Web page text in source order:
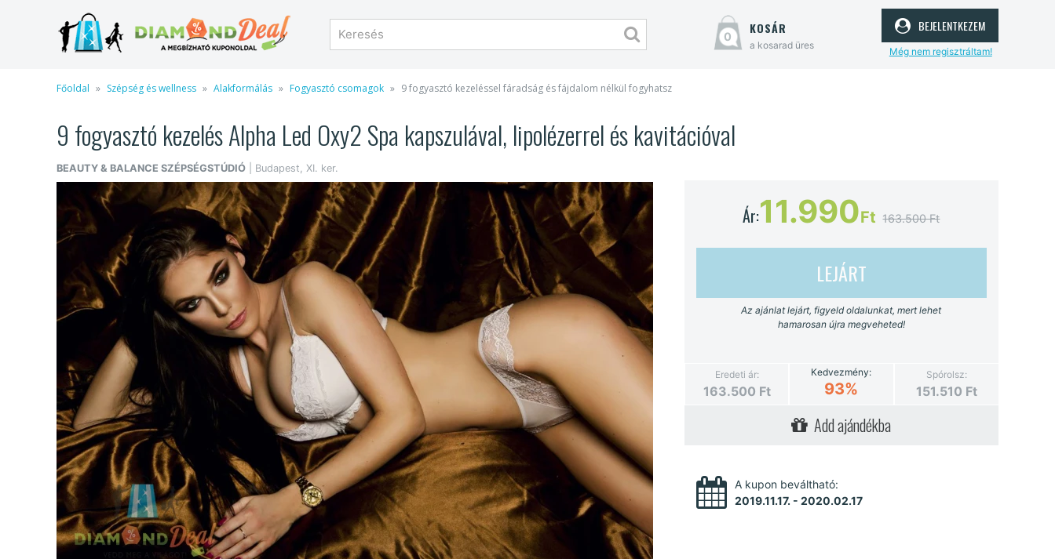
0 kosár
a kosarad üres
bejelentkezem
Még nem regisztráltam!
Főoldal Szépség és wellness Alakformálás Fogyasztó csomagok 9 fogyasztó kezeléssel fáradság és fájdalom nélkül fogyhatsz
9 fogyasztó kezelés Alpha Led Oxy2 Spa kapszulával, lipolézerrel és kavitációval
BEAUTY & BALANCE SZÉPSÉGSTÚDIÓ | Budapest, XI. ker.
Ár:11.990Ft 163.500 Ft
LEJÁRT
Az ajánlat lejárt, figyeld oldalunkat, mert lehet
hamarosan újra megveheted!
Eredeti ár:
163.500 Ft
Kedvezmény:
93%
Spórolsz:
151.510 Ft
Add ajándékba
A kupon beváltható:
2019.11.17. - 2020.02.17